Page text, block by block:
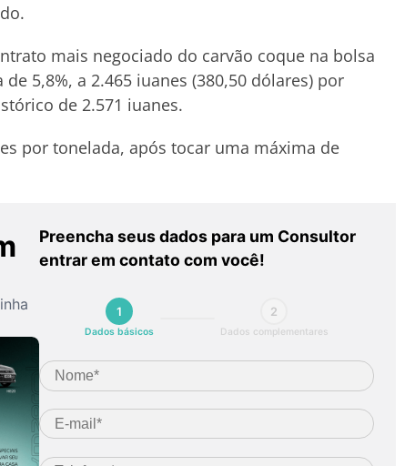
mais negociado do carvão coque na bolsa
5,8%, a 2.465 iuanes (380,50 dólares) por
de 2.571 iuanes.
por tonelada, após tocar uma máxima de